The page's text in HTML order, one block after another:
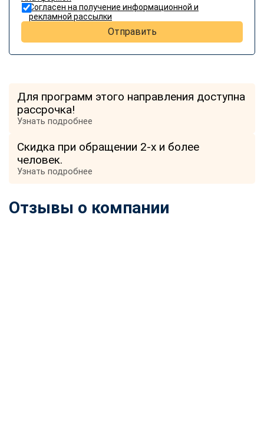
Согласен на получение информационной и
рекламной рассылки
Отправить
Для программ этого направления доступна
рассрочка!
Узнать подробнее
Скидка при обращении 2-х и более
человек.
Узнать подробнее
Отзывы о компании